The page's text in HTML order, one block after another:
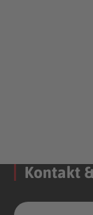
Kontakt